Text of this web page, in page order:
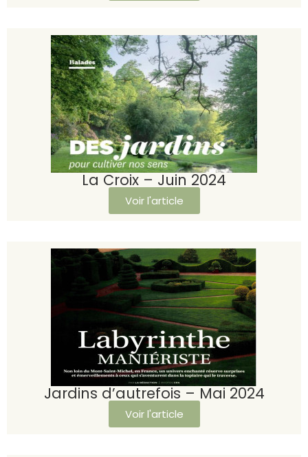
La Croix – Juin 2024
Voir l'article
Jardins d’autrefois – Mai 2024
Voir l'article